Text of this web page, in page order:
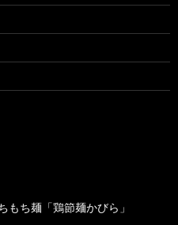
もち麺「鶏節麺かびら」